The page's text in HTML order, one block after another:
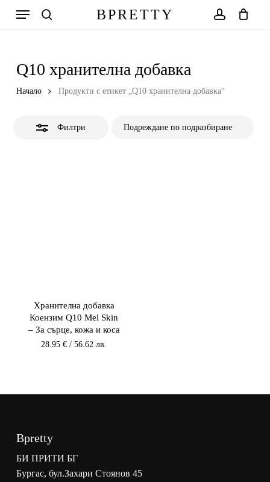
BPRETTY
Меню
Q10 хранителна добавка
Начало Продукти с етикет „Q10 хранителна добавка“
Филтри
Хранителна добавка
Коензим Q10 Mel Skin
– За сърце, кожа и коса
28.95€ / 56.62 лв.
Bpretty
БИ ПРИТИ БГ
Бургас, бул.Захари Стоянов 45